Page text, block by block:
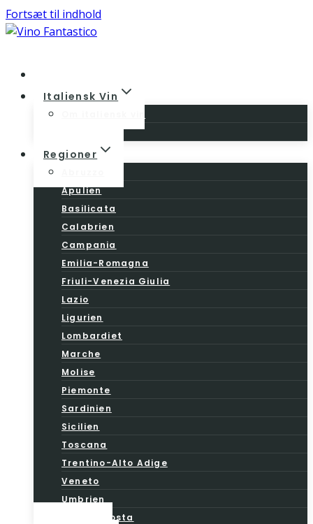
Fortsæt til indhold
Italiensk Vin
Regioner
Apulien
Basilicata
Calabrien
Campania
Emilia-Romagna
Friuli-Venezia Giulia
Lazio
Ligurien
Lombardiet
Marche
Molise
Piemonte
Sardinien
Sicilien
Toscana
Trentino-Alto Adige
Veneto
Umbrien
Valle d’Aosta